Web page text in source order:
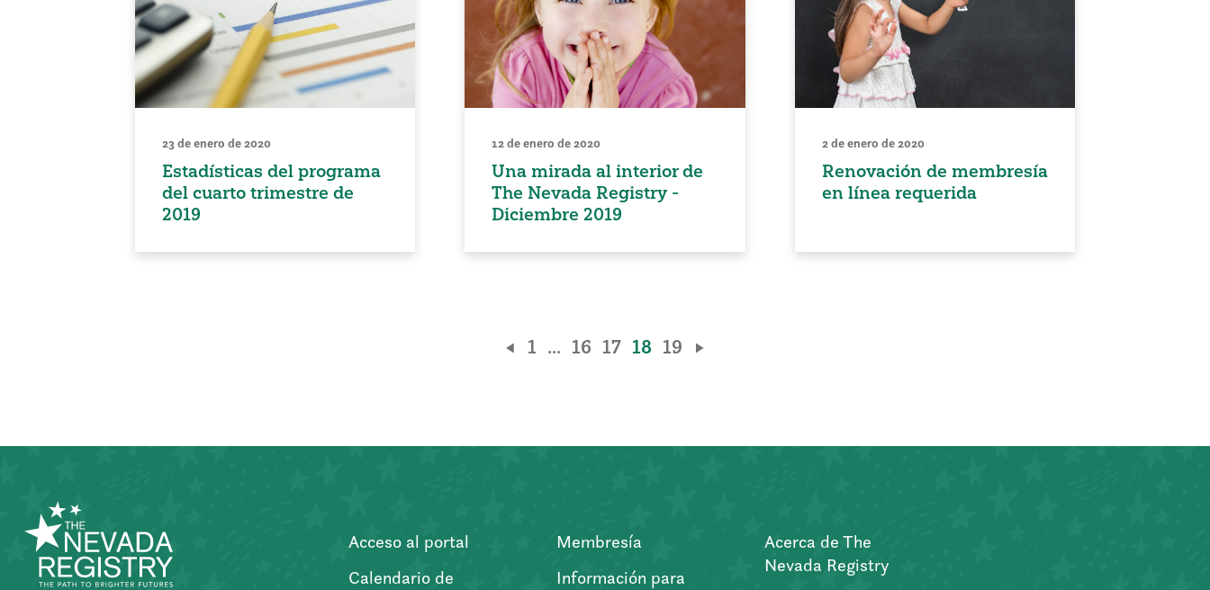
23 de enero de 2020
Estadísticas del programa
del cuarto trimestre de
2019
12 de enero de 2020
Una mirada al interior de
The Nevada Registry -
Diciembre 2019
2 de enero de 2020
Renovación de membresía
en línea requerida
1 ... 16 17 18 19
Acceso al portal
Calendario de
Membresía
Información para
Acerca de The
Nevada Registry